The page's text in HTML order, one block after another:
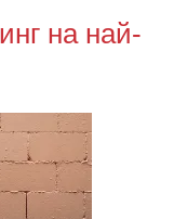
на най-